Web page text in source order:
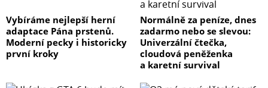
Vybíráme nejlepší herní
adaptace Pána prstenů.
Moderní pecky i historicky
první kroky
Normálně za peníze, dnes
zadarmo nebo se slevou:
Univerzální čtečka,
cloudová peněženka
a karetní survival